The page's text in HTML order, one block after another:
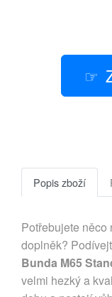
Popis zboží
Potřebujete
doplněk?
Bunda M65
velmi hezký a